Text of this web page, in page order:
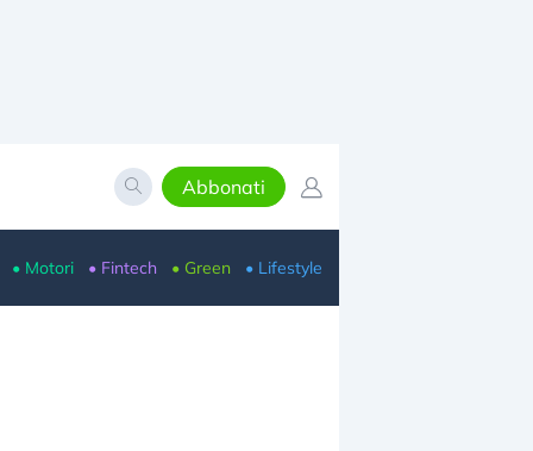
Abbonati
• Motori • Fintech • Green • Lifestyle